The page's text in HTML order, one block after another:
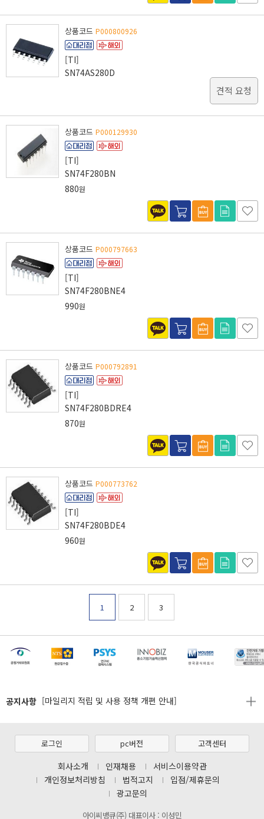
상품코드 P000800926
[TI]
SN74AS280D
견적 요청
상품코드 P000129930
[TI]
SN74F280BN
880원
상품코드 P000797663
[TI]
SN74F280BNE4
990원
상품코드 P000792891
[TI]
SN74F280BDRE4
870원
상품코드 P000773762
[TI]
SN74F280BDE4
960원
1 2 3
공지사항
[마일리지 적립 및 사용 정책 개편 안내]
[2026년 8월 신용카드 무이자 행사 안내]
[마일리지 적립 및 사용 정책 개편 안내]
제31기 정기주주총회 소집통지서
[마일리지 적립 및 사용 정책 개편 안내]
로그인 pc버전 고객센터
회사소개 인재채용
서비스이용약관
개인정보처리방침
법적고지
입점/제휴문의
광고문의
아이씨뱅큐(주) 대표이사 : 이성민